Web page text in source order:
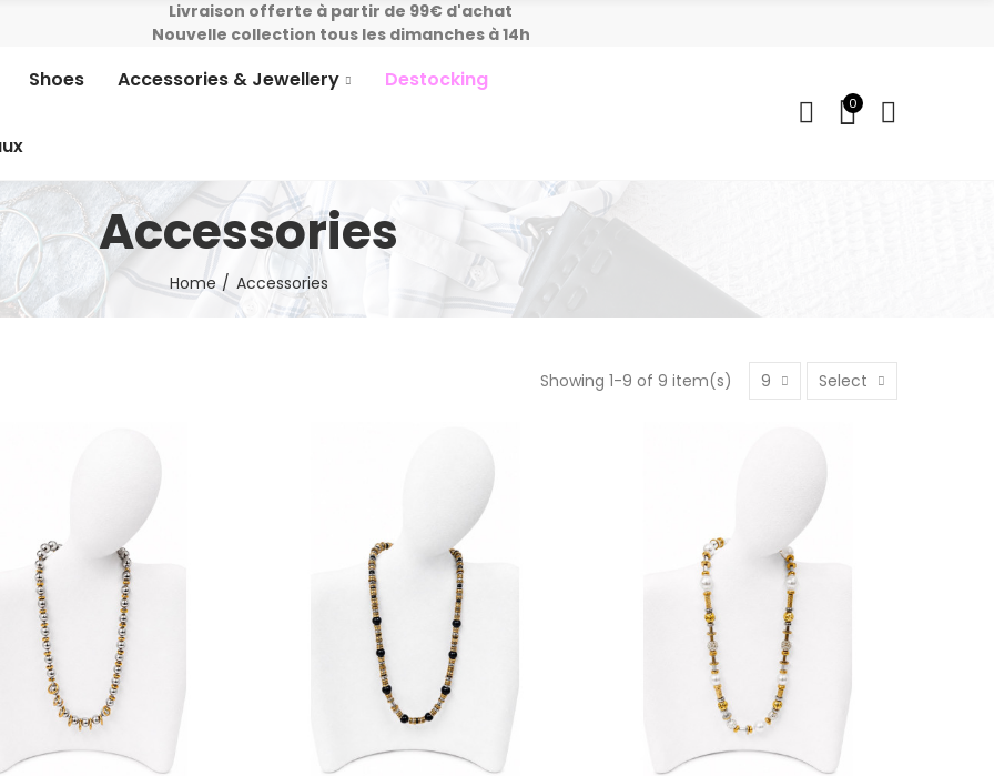
Livraison offerte à partir de 99€ d'achat
Nouvelle collection tous les dimanches à 14h
Shoes Accessories & Jewellery Destocking
0
Accessories
Home Accessories
Showing 1-9 of 9 item(s) 9 Select